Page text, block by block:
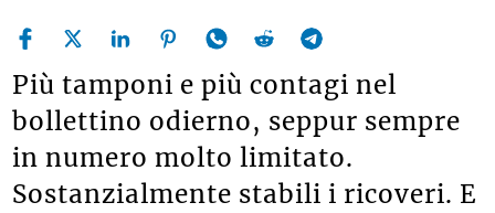
Più tamponi e più contagi nel
bollettino odierno, seppur sempre
in numero molto limitato.
Sostanzialmente stabili i ricoveri. E